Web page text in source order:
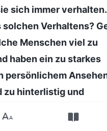
sich immer
solchen Verhaltens?
Menschen viel zu
haben ein zu starkes
persönlichem
zu hinterlistig und
Wesen des